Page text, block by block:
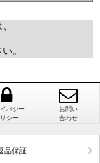
仕入先へ発
を何度か頂
）
。
バシー
シー
お問い
合わせ
品保証